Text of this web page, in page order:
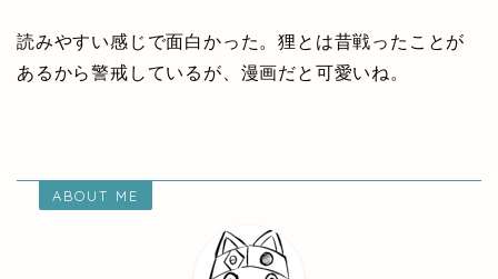
読みやすい感じで面白かった。狸とは昔戦ったことが
あるから警戒しているが、漫画だと可愛いね。
ABOUT ME